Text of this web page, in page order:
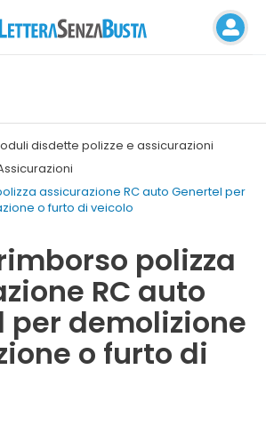
disdette polizze e assicurazioni
assicurazione RC auto Genertel per
o furto di veicolo
polizza
RC auto
per demolizione
o furto di